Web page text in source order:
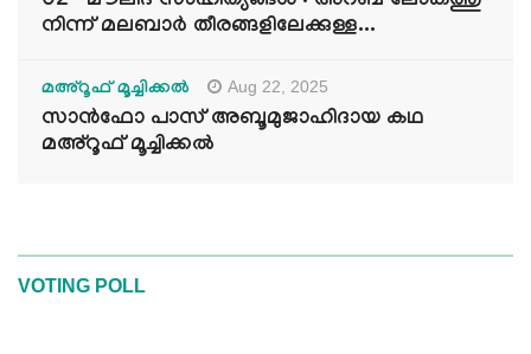
നിന്ന് മലബാർ തീരങ്ങളിലേക്കുള്ള...
മഅ്റൂഫ് മൂച്ചിക്കല്‍ Aug 22, 2025
സാൻഫോ പാസ് അബൂമുജാഹിദായ കഥ
മഅ്റൂഫ് മൂച്ചിക്കല്‍
VOTING POLL